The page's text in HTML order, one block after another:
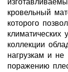
кровельный
которого
климатических
коллекции
нагрузкам и
поражению